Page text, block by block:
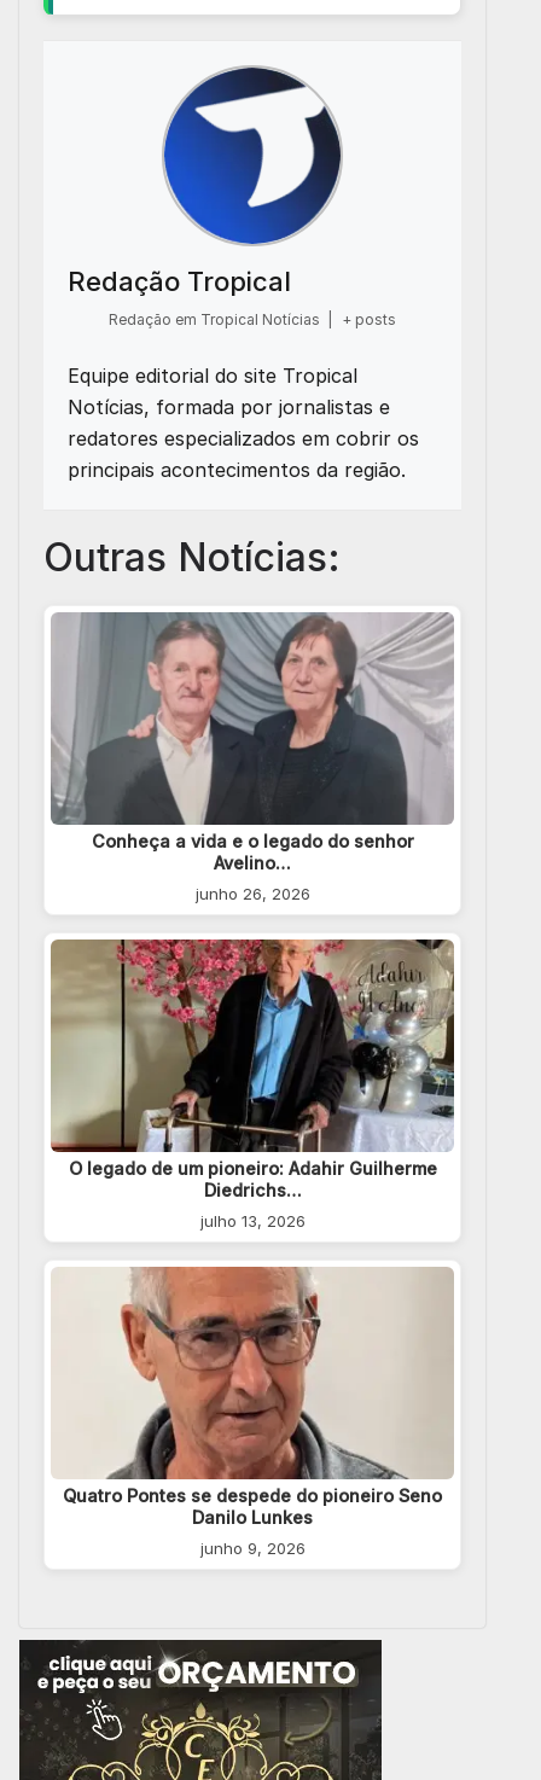
Redação Tropical
Redação em Tropical Notícias + posts
Equipe editorial do site Tropical
Notícias, formada por jornalistas e
redatores especializados em cobrir os
principais acontecimentos da região.
Outras Notícias:
Conheça a vida e o legado do senhor
Avelino…
junho 26, 2026
O legado de um pioneiro: Adahir Guilherme
Diedrichs…
julho 13, 2026
Quatro Pontes se despede do pioneiro Seno
Danilo Lunkes
junho 9, 2026